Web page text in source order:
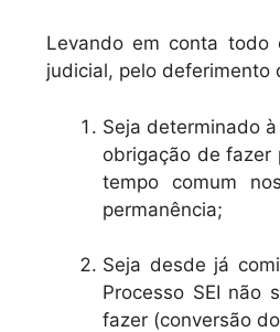
Levando em conta todo
judicial, pelo deferimento
Seja determinado
obrigação de fazer
tempo comum
permanência;
Seja desde já
Processo SEI não
fazer (conversão